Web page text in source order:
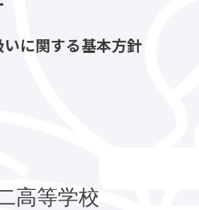
に関する基本方針
高等学校